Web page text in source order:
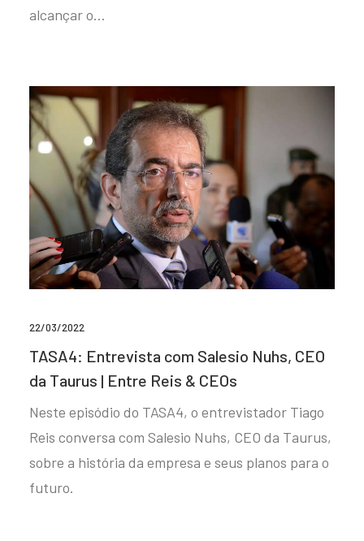
alcançar o…
22/03/2022
TASA4: Entrevista com Salesio Nuhs, CEO
da Taurus | Entre Reis & CEOs
Neste episódio do TASA4, o entrevistador Tiago
Reis conversa com Salesio Nuhs, CEO da Taurus,
sobre a história da empresa e seus planos para o
futuro.